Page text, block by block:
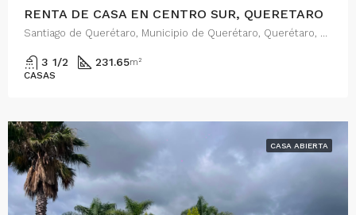
RENTA DE CASA EN CENTRO SUR, QUERETARO
Santiago de Querétaro, Municipio de Querétaro, Querétaro, 76090, México
3 1/2 231.65m²
CASAS
CASA ABIERTA